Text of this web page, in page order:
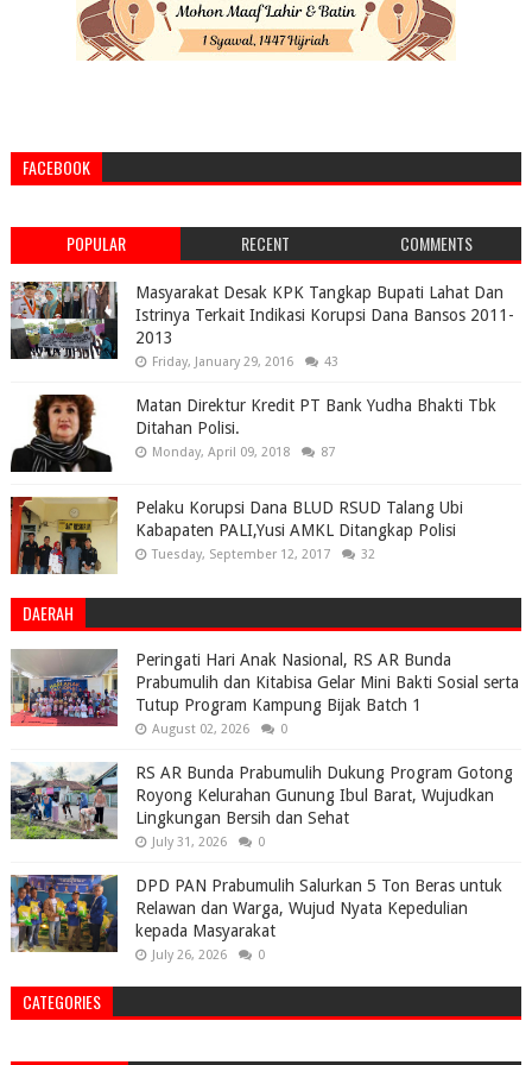
FACEBOOK
POPULAR RECENT COMMENTS
Masyarakat Desak KPK Tangkap Bupati Lahat Dan
Istrinya Terkait Indikasi Korupsi Dana Bansos 2011-
2013
Friday, January 29, 2016 43
Matan Direktur Kredit PT Bank Yudha Bhakti Tbk
Ditahan Polisi.
Monday, April 09, 2018 87
Pelaku Korupsi Dana BLUD RSUD Talang Ubi
Kabapaten PALI,Yusi AMKL Ditangkap Polisi
Tuesday, September 12, 2017 32
DAERAH
Peringati Hari Anak Nasional, RS AR Bunda
Prabumulih dan Kitabisa Gelar Mini Bakti Sosial serta
Tutup Program Kampung Bijak Batch 1
August 02, 2026 0
RS AR Bunda Prabumulih Dukung Program Gotong
Royong Kelurahan Gunung Ibul Barat, Wujudkan
Lingkungan Bersih dan Sehat
July 31, 2026 0
DPD PAN Prabumulih Salurkan 5 Ton Beras untuk
Relawan dan Warga, Wujud Nyata Kepedulian
kepada Masyarakat
July 26, 2026 0
CATEGORIES